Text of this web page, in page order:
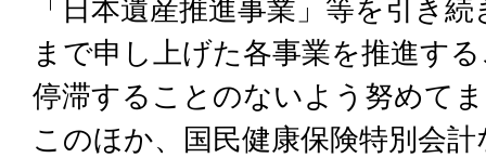
「日本遺産推進事業」等を引き
まで申し上げた各事業を推進す
停滞することのないよう努めて
このほか、国民健康保険特別会